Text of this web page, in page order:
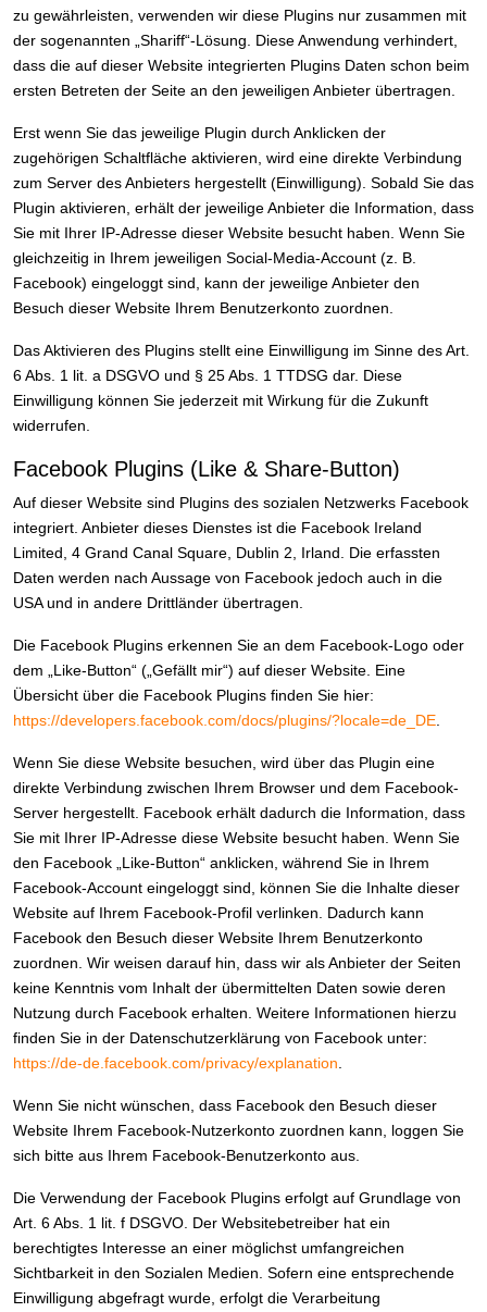
zu gewährleisten, verwenden wir diese Plugins nur zusammen mit
der sogenannten „Shariff“-Lösung. Diese Anwendung verhindert,
dass die auf dieser Website integrierten Plugins Daten schon beim
ersten Betreten der Seite an den jeweiligen Anbieter übertragen.
Erst wenn Sie das jeweilige Plugin durch Anklicken der
zugehörigen Schaltfläche aktivieren, wird eine direkte Verbindung
zum Server des Anbieters hergestellt (Einwilligung). Sobald Sie das
Plugin aktivieren, erhält der jeweilige Anbieter die Information, dass
Sie mit Ihrer IP-Adresse dieser Website besucht haben. Wenn Sie
gleichzeitig in Ihrem jeweiligen Social-Media-Account (z. B.
Facebook) eingeloggt sind, kann der jeweilige Anbieter den
Besuch dieser Website Ihrem Benutzerkonto zuordnen.
Das Aktivieren des Plugins stellt eine Einwilligung im Sinne des Art.
6 Abs. 1 lit. a DSGVO und § 25 Abs. 1 TTDSG dar. Diese
Einwilligung können Sie jederzeit mit Wirkung für die Zukunft
widerrufen.
Facebook Plugins (Like & Share-Button)
Auf dieser Website sind Plugins des sozialen Netzwerks Facebook
integriert. Anbieter dieses Dienstes ist die Facebook Ireland
Limited, 4 Grand Canal Square, Dublin 2, Irland. Die erfassten
Daten werden nach Aussage von Facebook jedoch auch in die
USA und in andere Drittländer übertragen.
Die Facebook Plugins erkennen Sie an dem Facebook-Logo oder
dem „Like-Button“ („Gefällt mir“) auf dieser Website. Eine
Übersicht über die Facebook Plugins finden Sie hier:
https://developers.facebook.com/docs/plugins/?locale=de_DE
Wenn Sie diese Website besuchen, wird über das Plugin eine
direkte Verbindung zwischen Ihrem Browser und dem Facebook-
Server hergestellt. Facebook erhält dadurch die Information, dass
Sie mit Ihrer IP-Adresse diese Website besucht haben. Wenn Sie
den Facebook „Like-Button“ anklicken, während Sie in Ihrem
Facebook-Account eingeloggt sind, können Sie die Inhalte dieser
Website auf Ihrem Facebook-Profil verlinken. Dadurch kann
Facebook den Besuch dieser Website Ihrem Benutzerkonto
zuordnen. Wir weisen darauf hin, dass wir als Anbieter der Seiten
keine Kenntnis vom Inhalt der übermittelten Daten sowie deren
Nutzung durch Facebook erhalten. Weitere Informationen hierzu
finden Sie in der Datenschutzerklärung von Facebook unter:
https://de-de.facebook.com/privacy/explanation
Wenn Sie nicht wünschen, dass Facebook den Besuch dieser
Website Ihrem Facebook-Nutzerkonto zuordnen kann, loggen Sie
sich bitte aus Ihrem Facebook-Benutzerkonto aus.
Die Verwendung der Facebook Plugins erfolgt auf Grundlage von
Art. 6 Abs. 1 lit. f DSGVO. Der Websitebetreiber hat ein
berechtigtes Interesse an einer möglichst umfangreichen
Sichtbarkeit in den Sozialen Medien. Sofern eine entsprechende
Einwilligung abgefragt wurde, erfolgt die Verarbeitung